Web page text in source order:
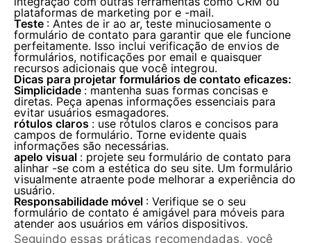
plataformas de marketing por e -mail.
Teste : Antes de ir ao ar, teste minuciosamente o
formulário de contato para garantir que ele funcione
perfeitamente. Isso inclui verificação de envios de
formulários, notificações por email e quaisquer
recursos adicionais que você integrou.
Dicas para projetar formulários de contato eficazes:
Simplicidade : mantenha suas formas concisas e
diretas. Peça apenas informações essenciais para
evitar usuários esmagadores.
rótulos claros : use rótulos claros e concisos para
campos de formulário. Torne evidente quais
informações são necessárias.
apelo visual : projete seu formulário de contato para
alinhar -se com a estética do seu site. Um formulário
visualmente atraente pode melhorar a experiência do
usuário.
Responsabilidade móvel : Verifique se o seu
formulário de contato é amigável para móveis para
atender aos usuários em vários dispositivos.
Seguindo essas práticas recomendadas, você